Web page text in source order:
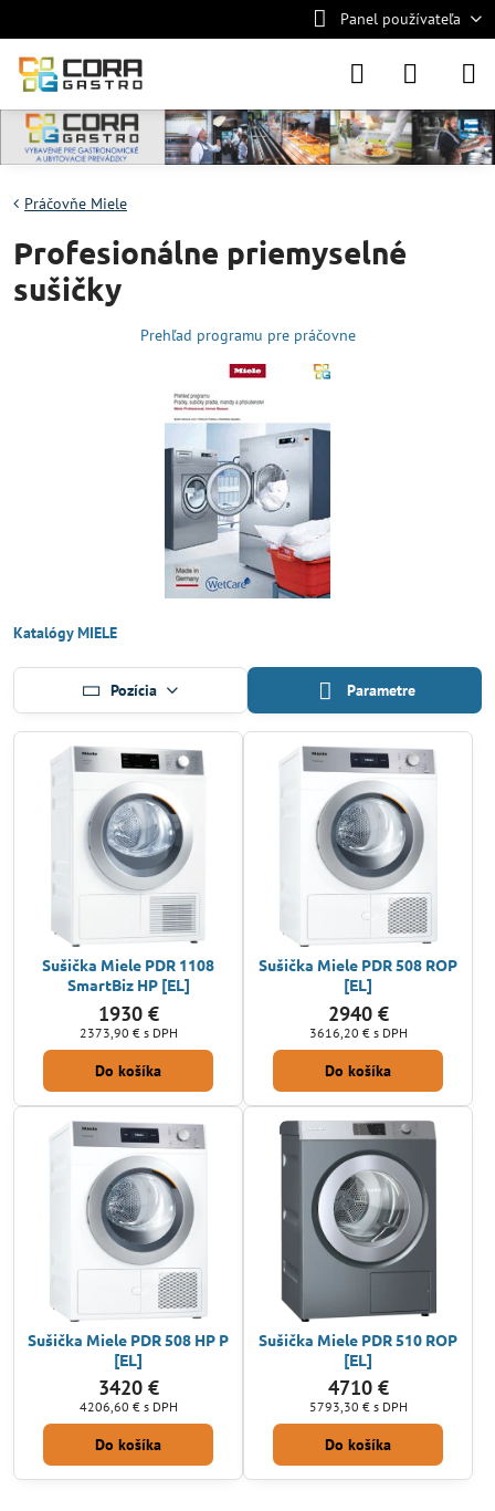
Panel používateľa
Práčovňe Miele
Profesionálne priemyselné
sušičky
Prehľad programu pre práčovne
Katalógy MIELE
Pozícia Parametre
Sušička Miele PDR 1108
SmartBiz HP [EL]
1930 €
2373,90 € s DPH
Do košíka
Sušička Miele PDR 508 ROP
[EL]
2940 €
3616,20 € s DPH
Do košíka
Sušička Miele PDR 508 HP P
[EL]
3420 €
4206,60 € s DPH
Do košíka
Sušička Miele PDR 510 ROP
[EL]
4710 €
5793,30 € s DPH
Do košíka